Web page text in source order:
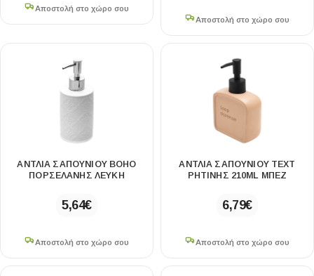
Αποστολή στο χώρο σου
Αποστολή στο χώρο σου
ΑΝΤΛΙΑ ΣΑΠΟΥΝΙΟΥ BOHO
ΠΟΡΣΕΛΑΝΗΣ ΛΕΥΚΗ
5,64€
Αποστολή στο χώρο σου
ΑΝΤΛΙΑ ΣΑΠΟΥΝΙΟΥ TEXT
ΡΗΤΙΝΗΣ 210ML ΜΠΕΖ
6,79€
Αποστολή στο χώρο σου